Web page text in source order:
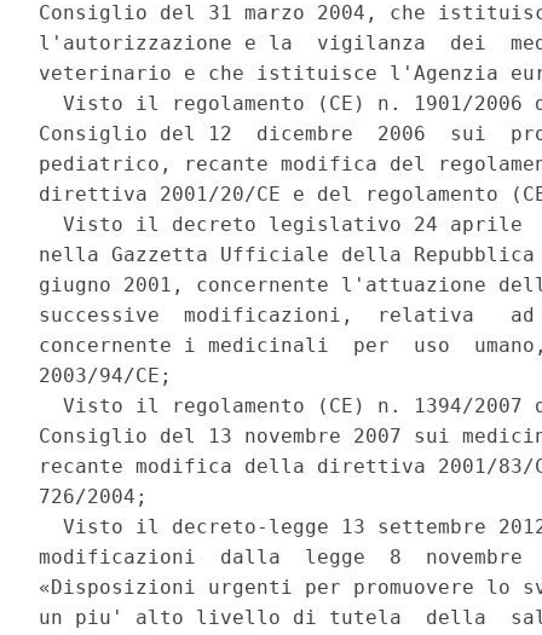
Consiglio del 31 marzo 2004, che
l'autorizzazione e la  vigilanza  dei
veterinario e che istituisce l'Agenzia
Visto il regolamento (CE) n. 1901/2006
Consiglio del 12  dicembre  2006  sui
pediatrico, recante modifica del
direttiva 2001/20/CE e del regolamento
Visto il decreto legislativo 24 aprile
nella Gazzetta Ufficiale della
giugno 2001, concernente l'attuazione
successive  modificazioni,  relativa
concernente i medicinali  per  uso
2003/94/CE;
Visto il regolamento (CE) n. 1394/2007
Consiglio del 13 novembre 2007 sui
recante modifica della direttiva 2001/83/
726/2004;
Visto il decreto-legge 13 settembre
modificazioni  dalla  legge  8
«Disposizioni urgenti per promuovere lo
un piu' alto livello di tutela  della